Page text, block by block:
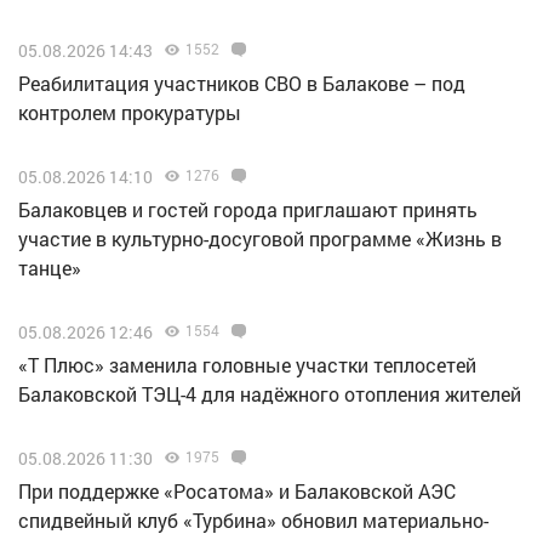
05.08.2026 14:43 1552
Реабилитация участников СВО в Балакове – под
контролем прокуратуры
05.08.2026 14:10 1276
Балаковцев и гостей города приглашают принять
участие в культурно-досуговой программе «Жизнь в
танце»
05.08.2026 12:46 1554
«Т Плюс» заменила головные участки теплосетей
Балаковской ТЭЦ-4 для надёжного отопления жителей
05.08.2026 11:30 1975
При поддержке «Росатома» и Балаковской АЭС
спидвейный клуб «Турбина» обновил материально-